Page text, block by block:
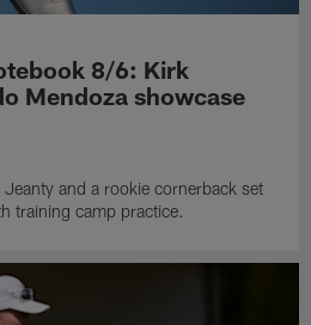
8/6: Kirk
Mendoza showcase
and a rookie cornerback set
training camp practice.